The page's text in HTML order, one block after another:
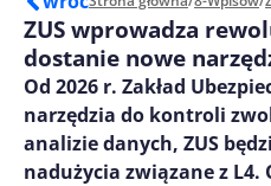
ZUS wprowadza
dostanie nowe
Od 2026 r. Zakład
narzędzia do kontroli
analizie danych, ZUS
nadużycia związane z